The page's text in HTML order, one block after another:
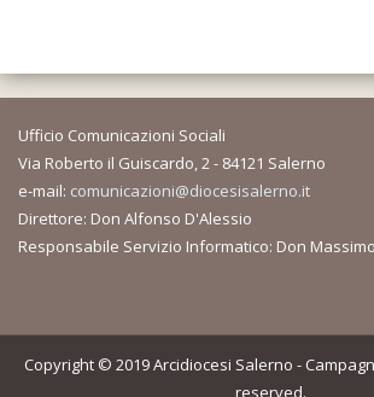
Ufficio Comunicazioni Sociali
Via Roberto il Guiscardo, 2 - 84121 Salerno
e-mail: comunicazioni@diocesisalerno.it
Direttore: Don Alfonso D'Alessio
Responsabile Servizio Informatico: Don
Copyright © 2019 Arcidiocesi Salerno -
reserved.